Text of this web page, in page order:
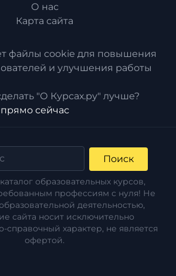
О нас
Карта сайта
файлы cookie для повышения
и улучшения работы
"О Курсах.ру" лучше?
сейчас
Поиск
образовательных курсов,
профессиям с нуля! Не
деятельностью,
сайта носит исключительно
характер, не является
офертой.